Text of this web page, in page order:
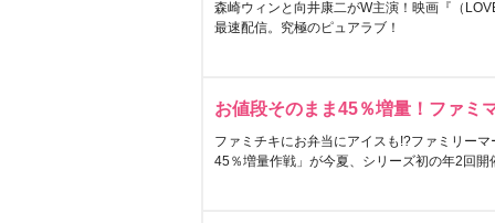
森崎ウィンと向井康二がW主演！映画『（
最速配信。究極のピュアラブ！
お値段そのまま45％増量！ファミ
ファミチキにお弁当にアイスも!?ファミリー
45％増量作戦」が今夏、シリーズ初の年2回開